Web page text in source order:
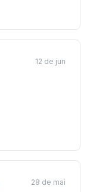
12 de jun
28 de mai